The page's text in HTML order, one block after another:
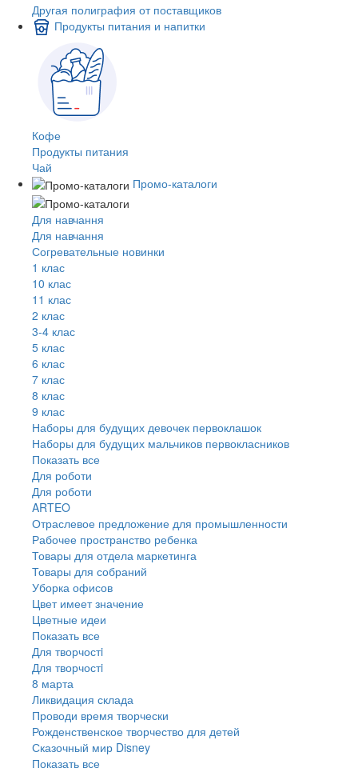
Другая полиграфия от поставщиков
Продукты питания и напитки
Кофе
Продукты питания
Чай
Промо-каталоги
Для навчання
Для навчання
Согревательные новинки
1 клас
10 клас
11 клас
2 клас
3-4 клас
5 клас
6 клас
7 клас
8 клас
9 клас
Наборы для будущих девочек первоклашок
Наборы для будущих мальчиков первокласников
Показать все
Для роботи
Для роботи
ARTEO
Отраслевое предложение для промышленности
Рабочее пространство ребенка
Товары для отдела маркетинга
Товары для собраний
Уборка офисов
Цвет имеет значение
Цветные идеи
Показать все
Для творчостi
Для творчостi
8 марта
Ликвидация склада
Проводи время творчески
Рожденственское творчество для детей
Сказочный мир Disney
Показать все